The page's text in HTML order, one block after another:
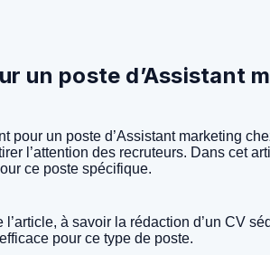
un poste d’Assistant
un poste d’Assistant marketing
l’attention des recruteurs. Dans cet
ce poste spécifique.
à savoir la rédaction d’un CV
pour ce type de poste.